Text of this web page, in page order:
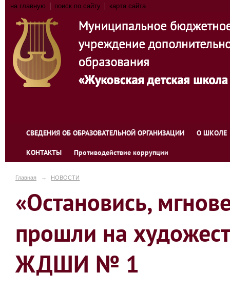
на главную поиск по сайту карта сайта
СВЕДЕНИЯ ОБ ОБРАЗОВАТЕЛЬНОЙ ОРГАНИЗАЦИИ О ШКОЛЕ
КОНТАКТЫ Противодействие коррупции
Главная → НОВОСТИ
«Остановись,
прошли на
ЖДШИ № 1